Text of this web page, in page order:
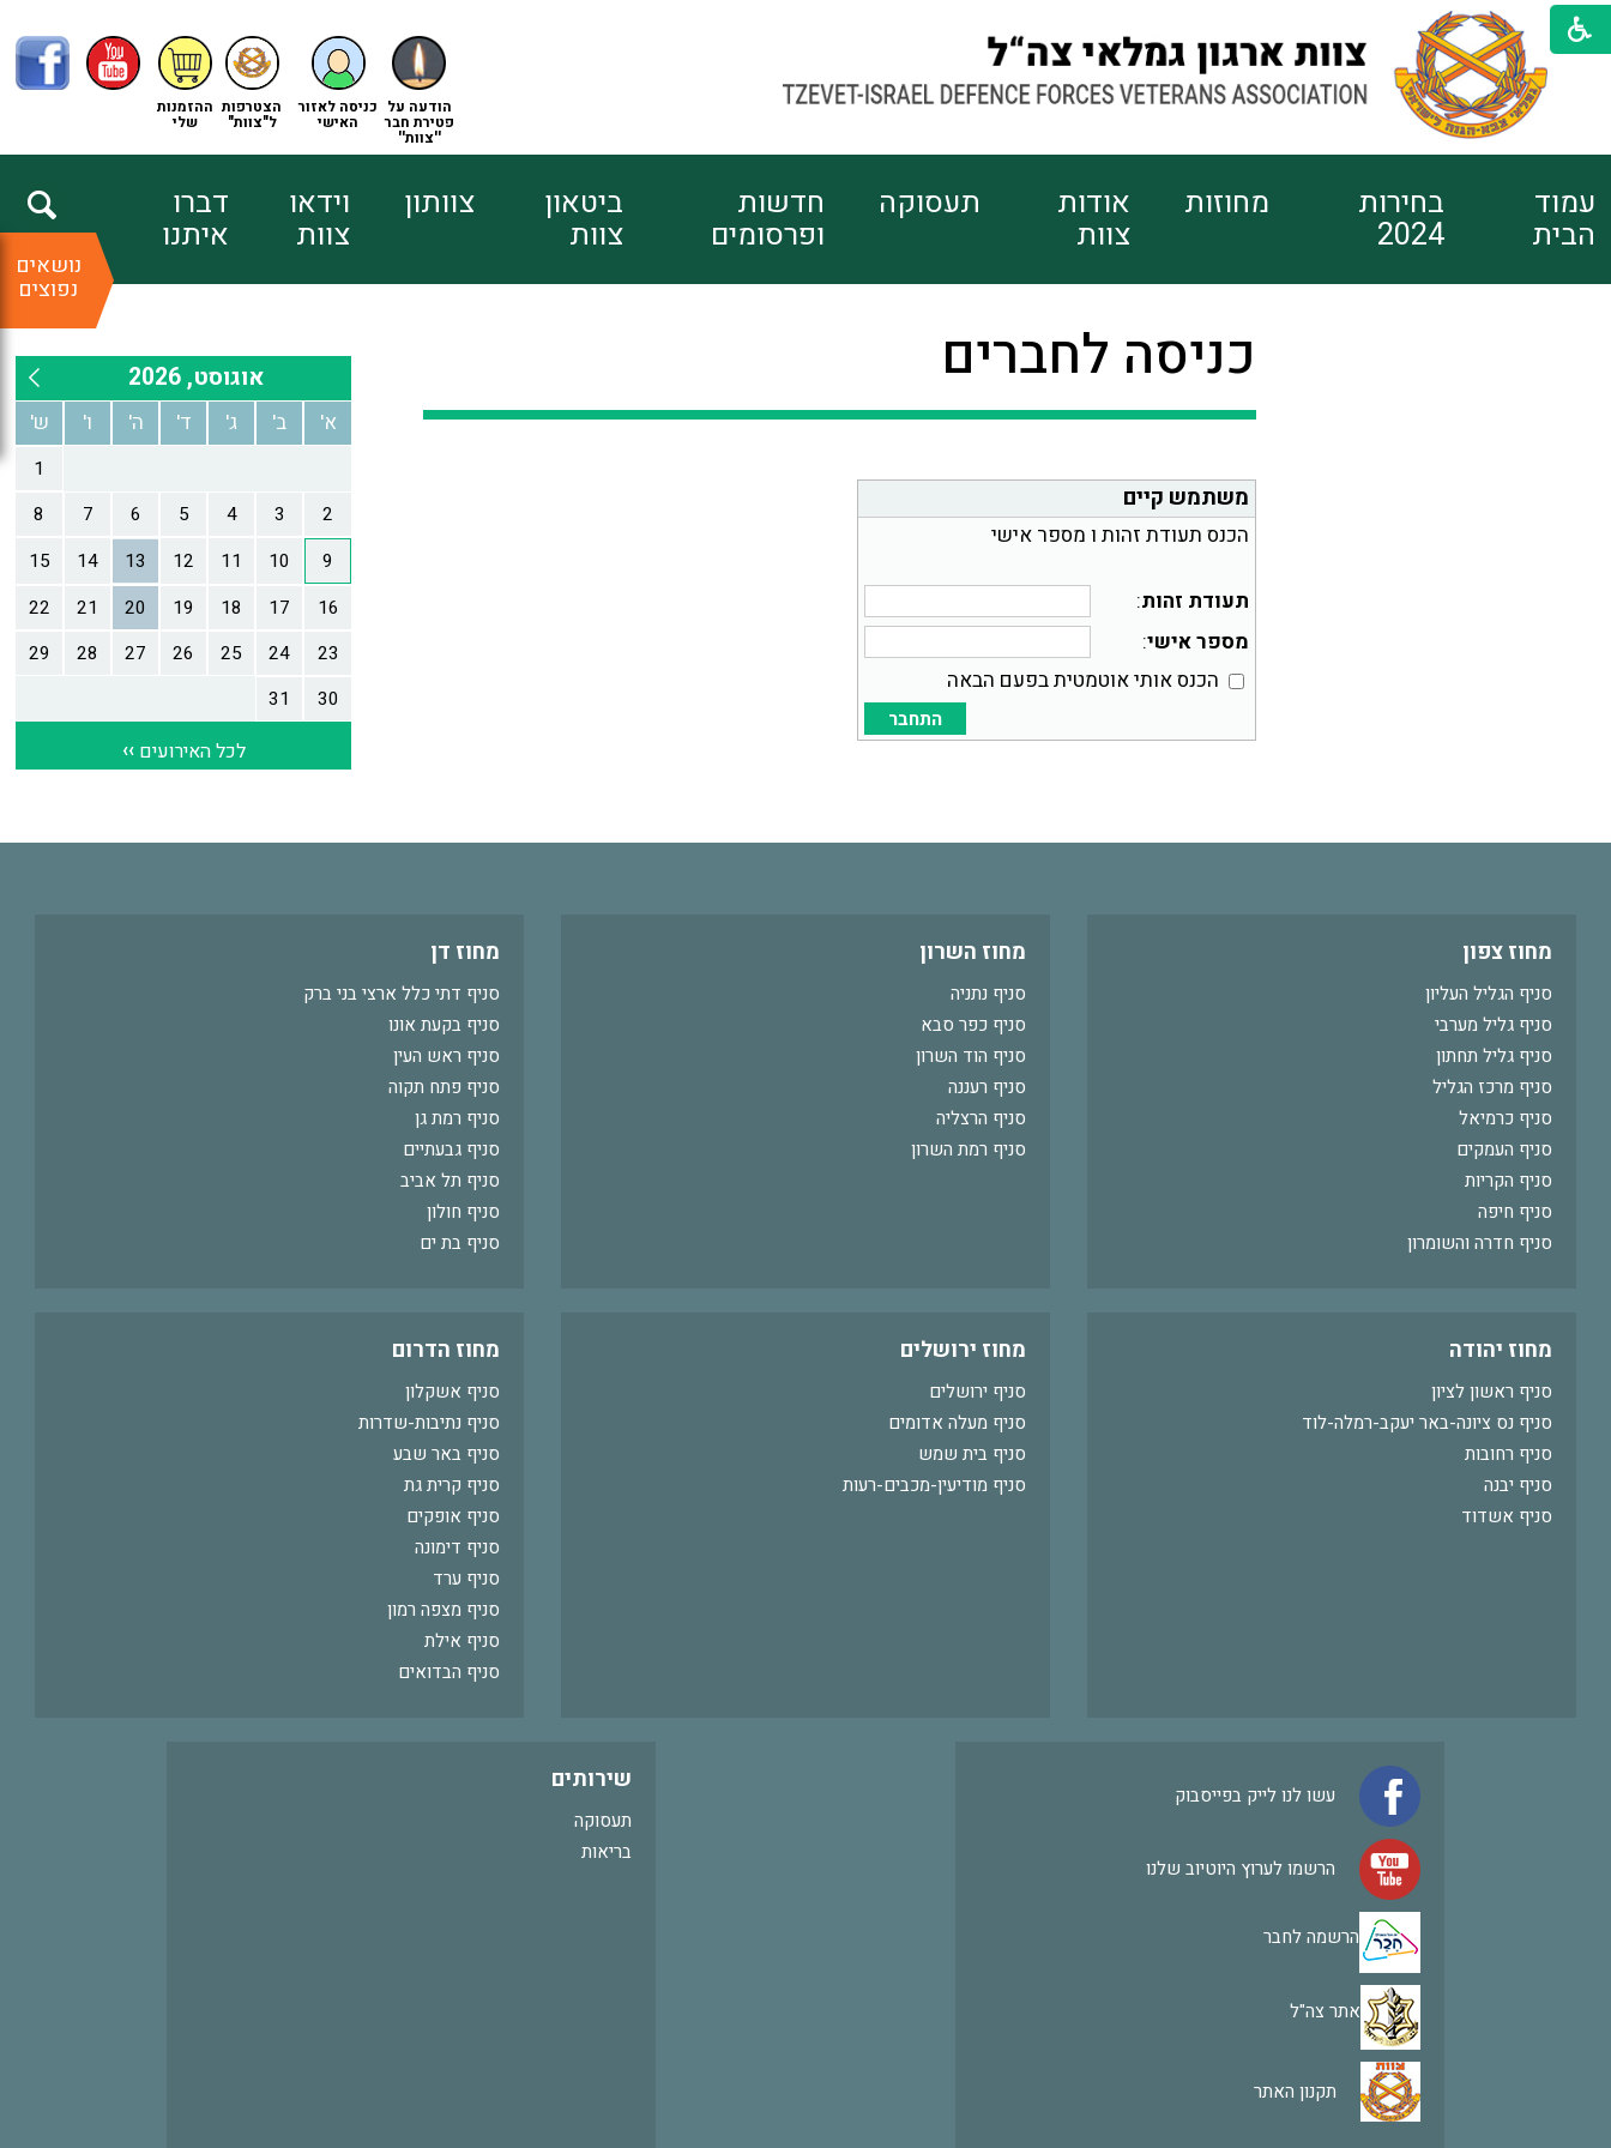
ההזמנות
שלי
הצטרפות
ל"צוות"
כניסה לאזור
האישי
הודעה על
פטירת חבר
''צוות''
עמוד
הבית
בחירות
2024
מחוזות אודות
צוות
תעסוקה חדשות
ופרסומים
ביטאון
צוות
צוותון וידאו
צוות
דברו
איתנו
נושאים
נפוצים
כניסה לחברים
משתמש קיים
הכנס תעודת זהות ו מספר אישי
תעודת זהות:
מספר אישי:
הכנס אותי אוטמטית בפעם הבאה
מחוז צפון
סניף הגליל העליון
סניף גליל מערבי
סניף גליל תחתון
סניף מרכז הגליל
סניף כרמיאל
סניף העמקים
סניף הקריות
סניף חיפה
סניף חדרה והשומרון
מחוז השרון
סניף נתניה
סניף כפר סבא
סניף הוד השרון
סניף רעננה
סניף הרצליה
סניף רמת השרון
מחוז דן
סניף דתי כלל ארצי בני ברק
סניף בקעת אונו
סניף ראש העין
סניף פתח תקוה
סניף רמת גן
סניף גבעתיים
סניף תל אביב
סניף חולון
סניף בת ים
מחוז יהודה
סניף ראשון לציון
סניף נס ציונה-באר יעקב-רמלה-לוד
סניף רחובות
סניף יבנה
סניף אשדוד
מחוז ירושלים
סניף ירושלים
סניף מעלה אדומים
סניף בית שמש
סניף מודיעין-מכבים-רעות
מחוז הדרום
סניף אשקלון
סניף נתיבות-שדרות
סניף באר שבע
סניף קרית גת
סניף אופקים
סניף דימונה
סניף ערד
סניף מצפה רמון
סניף אילת
סניף הבדואים
עשו לנו לייק בפייסבוק
הרשמו לערוץ היוטיוב שלנו
הרשמה לחבר
אתר צה"ל
תקנון האתר
שירותים
תעסוקה
בריאות